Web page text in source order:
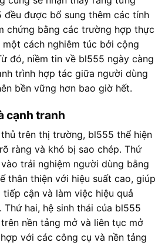
đều được bổ sung thêm các tính
chứng bằng các trường hợp thực
cách nghiêm túc bởi cộng
đó, niềm tin về bl555 ngày càng
trình hợp tác giữa người dùng
bền vững hơn bao giờ hết.
cạnh tranh
trên thị trường, bl555 thể hiện
ràng và khó bị sao chép. Thứ
trải nghiệm người dùng bằng
thân thiện với hiệu suất cao, giúp
cận và làm việc hiệu quả
Thứ hai, hệ sinh thái của bl555
nền tảng mở và liên tục mở
với các công cụ và nền tảng